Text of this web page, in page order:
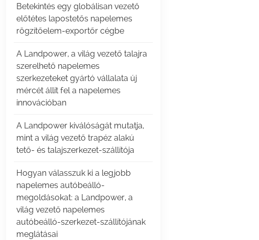
Betekintés egy globálisan vezető
előtétes lapostetős napelemes
rögzítőelem-exportőr cégbe
A Landpower, a világ vezető talajra
szerelhető napelemes
szerkezeteket gyártó vállalata új
mércét állít fel a napelemes
innovációban
A Landpower kiválóságát mutatja,
mint a világ vezető trapéz alakú
tető- és talajszerkezet-szállítója
Hogyan válasszuk ki a legjobb
napelemes autóbeálló-
megoldásokat: a Landpower, a
világ vezető napelemes
autóbeálló-szerkezet-szállítójának
meglátásai